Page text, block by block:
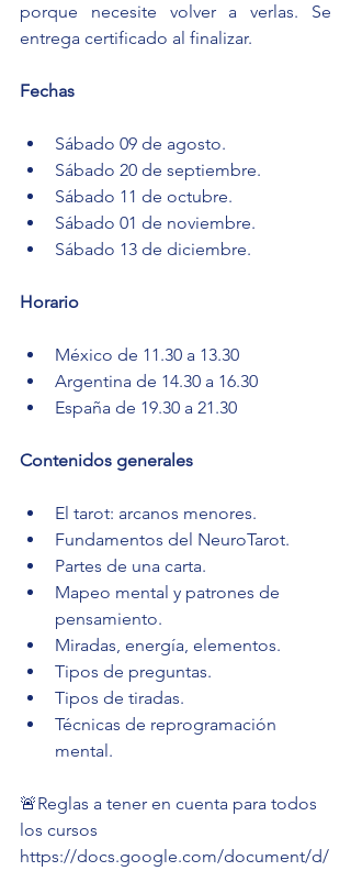
porque necesite volver a verlas. Se
entrega certificado al finalizar.
Fechas
Sábado 09 de agosto.
Sábado 20 de septiembre.
Sábado 11 de octubre.
Sábado 01 de noviembre.
Sábado 13 de diciembre.
Horario
México de 11.30 a 13.30
Argentina de 14.30 a 16.30
España de 19.30 a 21.30
Contenidos generales
El tarot: arcanos menores.
Fundamentos del NeuroTarot.
Partes de una carta.
Mapeo mental y patrones de
pensamiento.
Miradas, energía, elementos.
Tipos de preguntas.
Tipos de tiradas.
Técnicas de reprogramación
mental.
🚨Reglas a tener en cuenta para todos
los cursos
https://docs.google.com/document/d/